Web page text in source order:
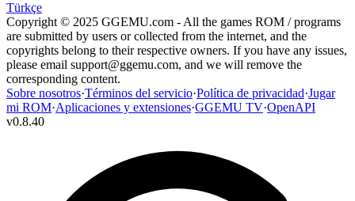
Türkçe
Copyright © 2025 GGEMU.com - All the games ROM / programs
are submitted by users or collected from the internet, and the
copyrights belong to their respective owners. If you have any issues,
please email support@ggemu.com, and we will remove the
corresponding content.
Sobre nosotros·Términos del servicio·Política de privacidad·Jugar
mi ROM·Aplicaciones y extensiones·GGEMU TV·OpenAPI
v0.8.40